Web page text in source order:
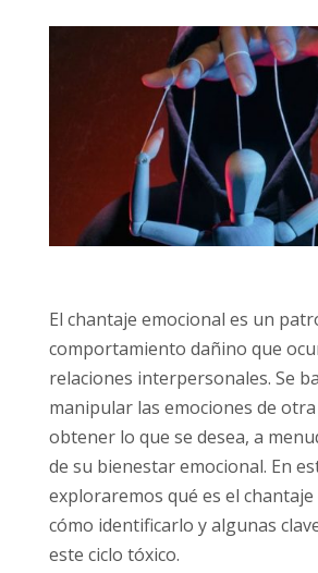
El chantaje emocional es un
comportamiento dañino que
relaciones interpersonales. Se
manipular las emociones de
obtener lo que se desea, a
de su bienestar emocional. En
exploraremos qué es el
cómo identificarlo y algunas
este ciclo tóxico.